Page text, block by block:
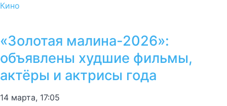
Кино
«Золотая малина-2026»:
объявлены худшие фильмы,
актёры и актрисы года
14 марта, 17:05